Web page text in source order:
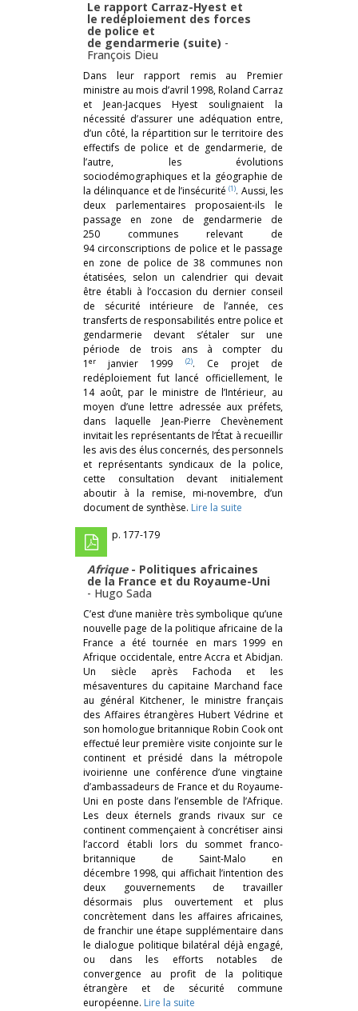
Le rapport Carraz-Hyest et
le redéploiement des forces
de police et
de gendarmerie (suite) -
François Dieu
Dans leur rapport remis au Premier
ministre au mois d’avril 1998, Roland Carraz
et Jean-Jacques Hyest soulignaient la
nécessité d’assurer une adéquation entre,
d’un côté, la répartition sur le territoire des
effectifs de police et de gendarmerie, de
l’autre, les évolutions
sociodémographiques et la géographie de
la délinquance et de l’insécurité(1). Aussi, les
deux parlementaires proposaient-ils le
passage en zone de gendarmerie de
250 communes relevant de
94 circonscriptions de police et le passage
en zone de police de 38 communes non
étatisées, selon un calendrier qui devait
être établi à l’occasion du dernier conseil
de sécurité intérieure de l’année, ces
transferts de responsabilités entre police et
gendarmerie devant s’étaler sur une
période de trois ans à compter du
1 er janvier 1999 (2). Ce projet de
redéploiement fut lancé officiellement, le
14 août, par le ministre de l’Intérieur, au
moyen d’une lettre adressée aux préfets,
dans laquelle Jean-Pierre Chevènement
invitait les représentants de l’État à recueillir
les avis des élus concernés, des personnels
et représentants syndicaux de la police,
cette consultation devant initialement
aboutir à la remise, mi-novembre, d’un
document de synthèse. Lire la suite
p. 177-179
Afrique - Politiques africaines
de la France et du Royaume-Uni
- Hugo Sada
C’est d’une manière très symbolique qu’une
nouvelle page de la politique africaine de la
France a été tournée en mars 1999 en
Afrique occidentale, entre Accra et Abidjan.
Un siècle après Fachoda et les
mésaventures du capitaine Marchand face
au général Kitchener, le ministre français
des Affaires étrangères Hubert Védrine et
son homologue britannique Robin Cook ont
effectué leur première visite conjointe sur le
continent et présidé dans la métropole
ivoirienne une conférence d’une vingtaine
d’ambassadeurs de France et du Royaume-
Uni en poste dans l’ensemble de l’Afrique.
Les deux éternels grands rivaux sur ce
continent commençaient à concrétiser ainsi
l’accord établi lors du sommet franco-
britannique de Saint-Malo en
décembre 1998, qui affichait l’intention des
deux gouvernements de travailler
désormais plus ouvertement et plus
concrètement dans les affaires africaines,
de franchir une étape supplémentaire dans
le dialogue politique bilatéral déjà engagé,
ou dans les efforts notables de
convergence au profit de la politique
étrangère et de sécurité commune
européenne. Lire la suite